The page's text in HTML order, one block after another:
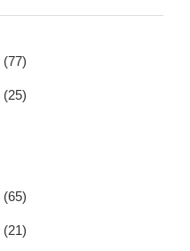
(77)
(25)
(65)
(21)